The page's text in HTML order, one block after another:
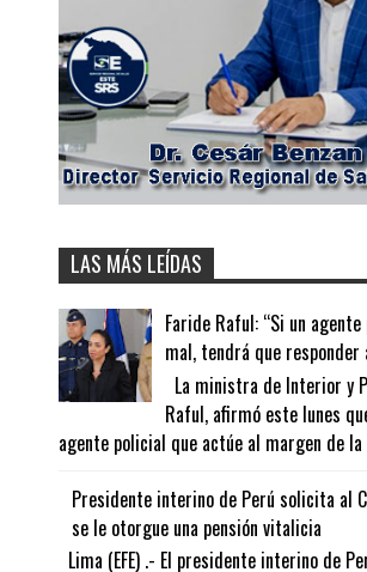
LAS MÁS LEÍDAS
Faride Raful: “Si un
mal, tendrá que responder
La ministra de Interior y
Raful, afirmó este lunes
agente policial que actúe al margen de la
Presidente interino de Perú solicita al
se le otorgue una pensión vitalicia
Lima (EFE) .- El presidente interino de